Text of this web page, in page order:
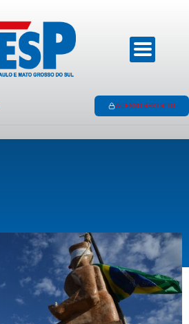
ACESSO RESTRITO